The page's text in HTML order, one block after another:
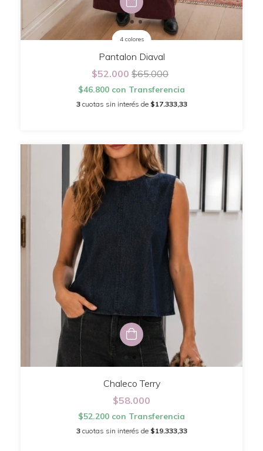
4 colores
Pantalon Diaval
$52.000 $65.000
$46.800 con Transferencia
3 cuotas sin interés de $17.333,33
Chaleco Terry
$58.000
$52.200 con Transferencia
3 cuotas sin interés de $19.333,33